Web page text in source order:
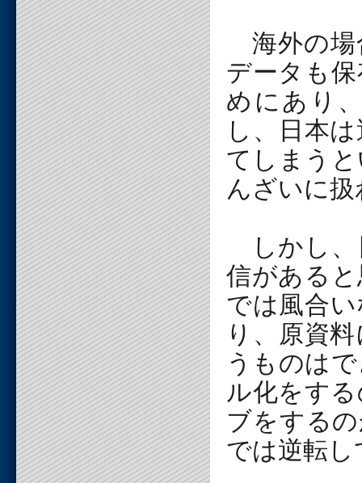
海外の場
データも
めにあり
し、日本
てしまう
んざいに
しかし、
信がある
では風合
り、原資
うものは
ル化をす
ブをする
では逆転